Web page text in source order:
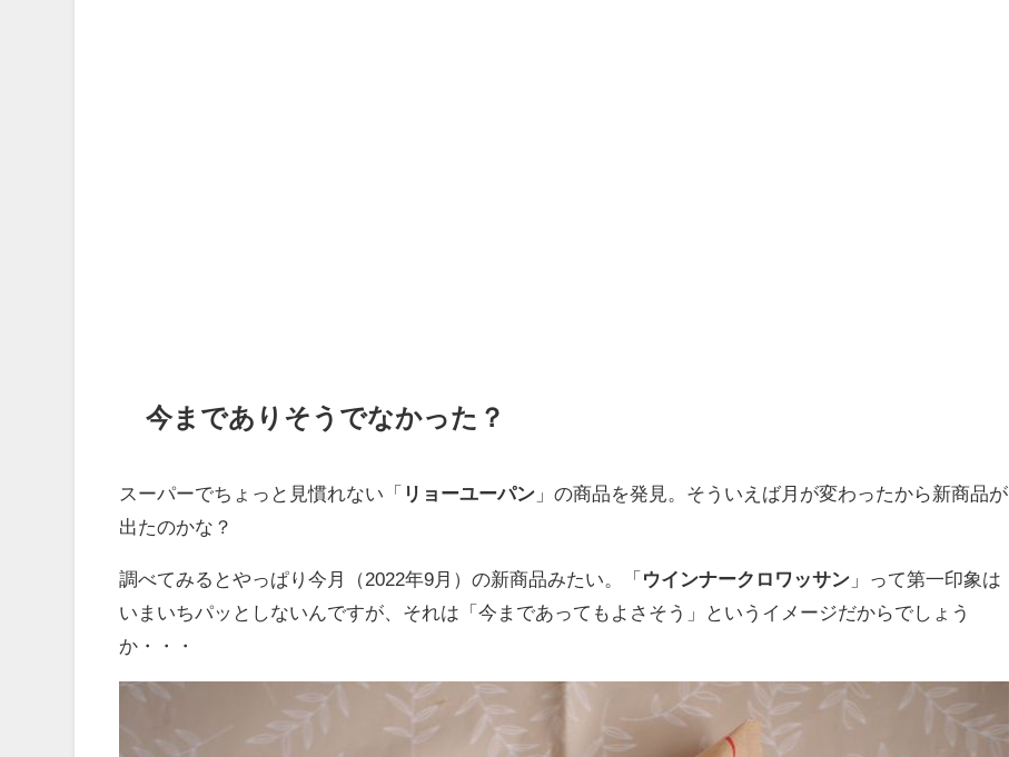
今までありそうでなかった？
スーパーでちょっと見慣れない「 リョーユーパン 」の商品を発見。そういえば月が変わったから新商品が
出たのかな？
調べてみるとやっぱり今月（2022年9月）の新商品みたい。「 ウインナークロワッサン 」って第一印象は
いまいちパッとしないんですが、それは「今まであってもよさそう」というイメージだからでしょう
か・・・